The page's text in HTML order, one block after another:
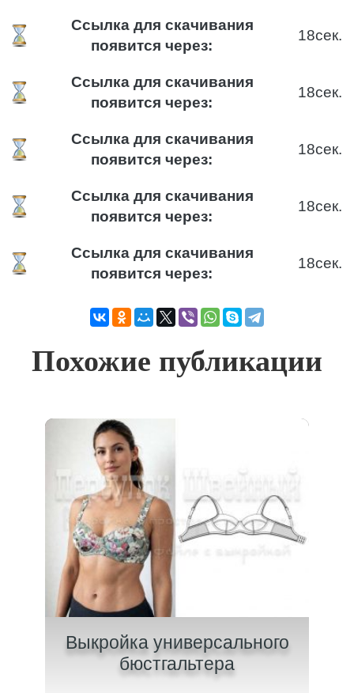
Ссылка для скачивания
появится через:
17сек.
Ссылка для скачивания
появится через:
17сек.
Ссылка для скачивания
появится через:
17сек.
Ссылка для скачивания
появится через:
17сек.
Ссылка для скачивания
появится через:
17сек.
Похожие публикации
Выкройка универсального
бюстгальтера